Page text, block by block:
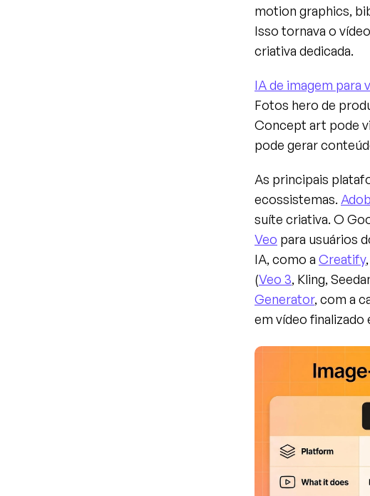
motion graphics,
Isso tornava o
criativa dedicada.
IA de imagem para
Fotos hero de
Concept art pode
pode gerar
As principais
ecossistemas.
suíte criativa. O
Veo para usuários
IA, como a Creatify
(Veo 3, Kling,
Generator, com a
em vídeo finalizado